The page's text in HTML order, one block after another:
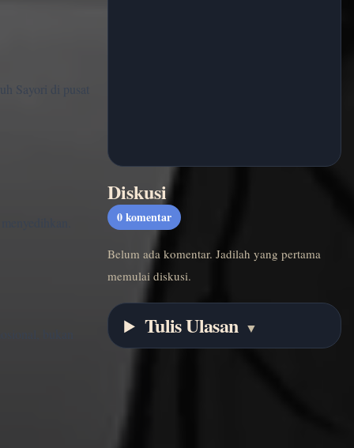
Sayori di pusat
Diskusi
0 komentar
Belum ada komentar. Jadilah yang pertama
memulai diskusi.
Tulis Ulasan ▼